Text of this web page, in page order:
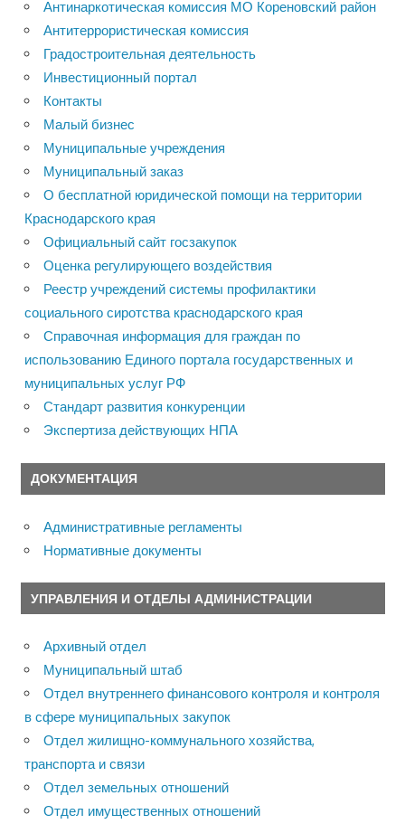
Антинаркотическая комиссия МО Кореновский район
Антитеррористическая комиссия
Градостроительная деятельность
Инвестиционный портал
Контакты
Малый бизнес
Муниципальные учреждения
Муниципальный заказ
О бесплатной юридической помощи на территории
Краснодарского края
Официальный сайт госзакупок
Оценка регулирующего воздействия
Реестр учреждений системы профилактики
социального сиротства краснодарского края
Справочная информация для граждан по
использованию Единого портала государственных и
муниципальных услуг РФ
Стандарт развития конкуренции
Экспертиза действующих НПА
ДОКУМЕНТАЦИЯ
Административные регламенты
Нормативные документы
УПРАВЛЕНИЯ И ОТДЕЛЫ АДМИНИСТРАЦИИ
Архивный отдел
Муниципальный штаб
Отдел внутреннего финансового контроля и контроля
в сфере муниципальных закупок
Отдел жилищно-коммунального хозяйства,
транспорта и связи
Отдел земельных отношений
Отдел имущественных отношений